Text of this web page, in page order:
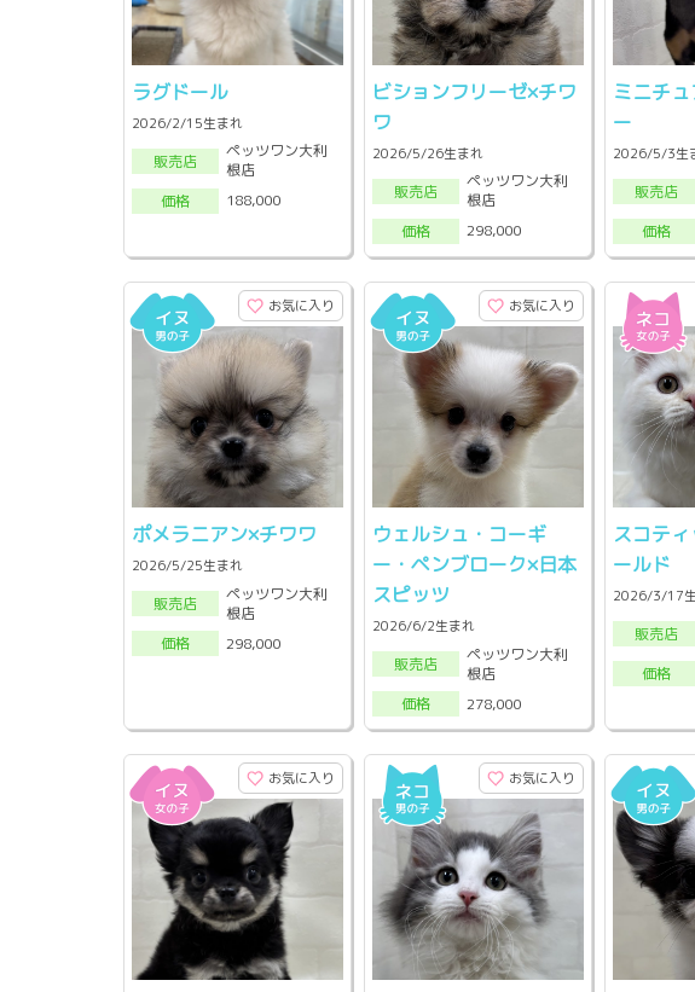
ラグドール
2026/2/15生まれ
販売店
ペッツワン大利
根店
価格
188,000
ビションフリーゼ×チワ
ワ
2026/5/26生まれ
販売店
ペッツワン大利
根店
価格
298,000
ミニチ
ー
2026/5/3生
販売店
価格
お気に入り
ポメラニアン×チワワ
2026/5/25生まれ
販売店
ペッツワン大利
根店
価格
298,000
お気に入り
ウェルシュ・コーギ
ー・ペンブローク×日本
スピッツ
2026/6/2生まれ
販売店
ペッツワン大利
根店
価格
278,000
スコテ
ールド
2026/3/17
販売店
価格
お気に入り お気に入り